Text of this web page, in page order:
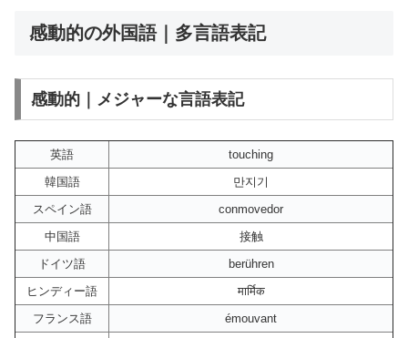
感動的の外国語｜多言語表記
感動的｜メジャーな言語表記
英語
touching
韓国語
만지기
スペイン語
conmovedor
中国語
接触
ドイツ語
berühren
ヒンディー語
मार्मिक
フランス語
émouvant